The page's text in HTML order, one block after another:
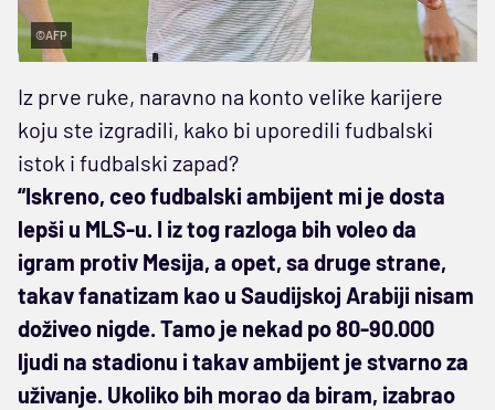
©AFP
Iz prve ruke, naravno na konto velike karijere
koju ste izgradili, kako bi uporedili fudbalski
istok i fudbalski zapad?
“Iskreno, ceo fudbalski ambijent mi je dosta
lepši u MLS-u. I iz tog razloga bih voleo da
igram protiv Mesija, a opet, sa druge strane,
takav fanatizam kao u Saudijskoj Arabiji nisam
doživeo nigde. Tamo je nekad po 80-90.000
ljudi na stadionu i takav ambijent je stvarno za
uživanje. Ukoliko bih morao da biram, izabrao